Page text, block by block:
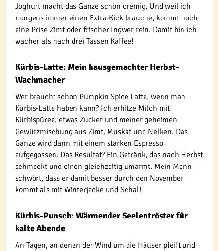
Joghurt macht das Ganze schön cremig. Und weil ich
morgens immer einen Extra-Kick brauche, kommt noch
eine Prise Zimt oder frischer Ingwer rein. Damit bin ich
wacher als nach drei Tassen Kaffee!
Kürbis-Latte: Mein hausgemachter Herbst-
Wachmacher
Wer braucht schon Pumpkin Spice Latte, wenn man
Kürbis-Latte haben kann? Ich erhitze Milch mit
Kürbispüree, etwas Zucker und meiner geheimen
Gewürzmischung aus Zimt, Muskat und Nelken. Das
Ganze wird dann mit einem starken Espresso
aufgegossen. Das Resultat? Ein Getränk, das nach Herbst
schmeckt und einen gleichzeitig umarmt. Mein Mann
schwört, dass er damit besser durch den November
kommt als mit Winterjacke und Schal!
Kürbis-Punsch: Wärmender Seelentröster für
kalte Abende
An Tagen, an denen der Wind um die Häuser pfeift und